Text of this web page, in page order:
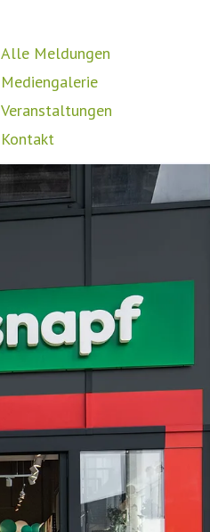
Alle Meldungen
Mediengalerie
Veranstaltungen
Kontakt